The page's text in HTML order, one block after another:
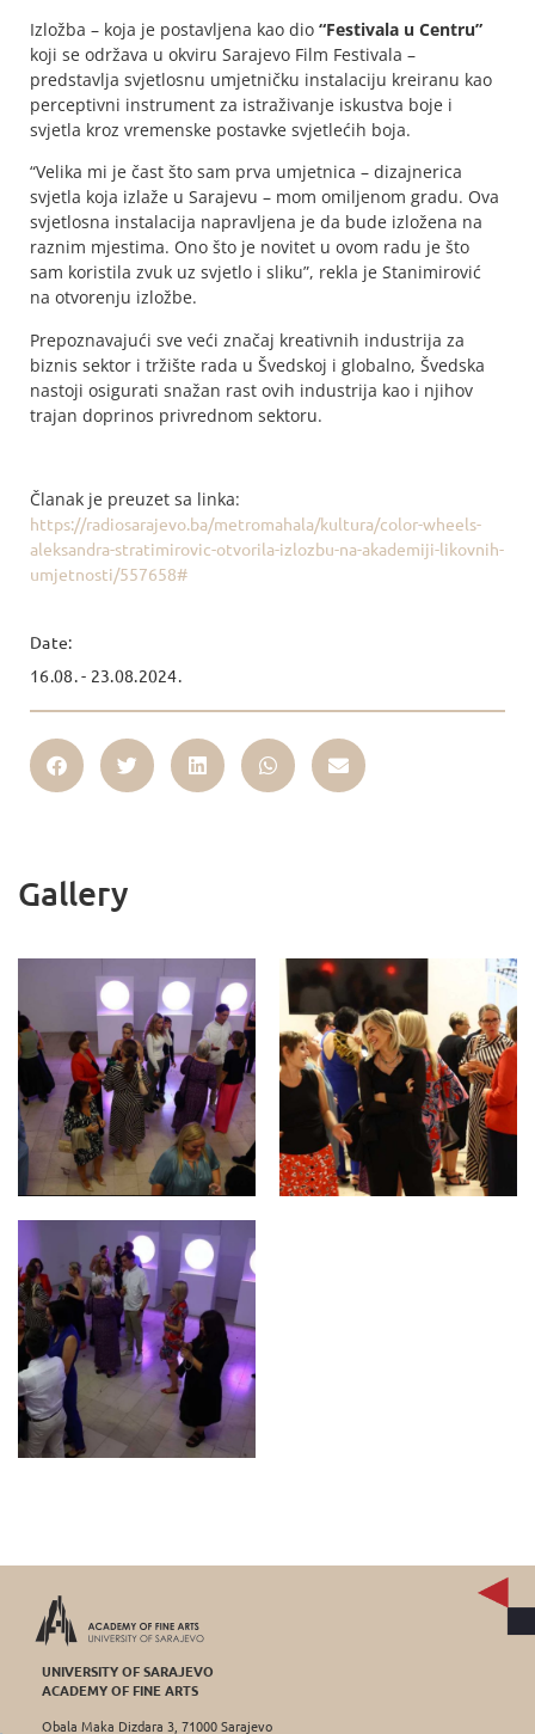
Izložba – koja je postavljena kao dio “Festivala u Centru”
koji se održava u okviru Sarajevo Film Festivala –
predstavlja svjetlosnu umjetničku instalaciju kreiranu kao
perceptivni instrument za istraživanje iskustva boje i
svjetla kroz vremenske postavke svjetlećih boja.
“Velika mi je čast što sam prva umjetnica – dizajnerica
svjetla koja izlaže u Sarajevu – mom omiljenom gradu. Ova
svjetlosna instalacija napravljena je da bude izložena na
raznim mjestima. Ono što je novitet u ovom radu je što
sam koristila zvuk uz svjetlo i sliku”, rekla je Stanimirović
na otvorenju izložbe.
Prepoznavajući sve veći značaj kreativnih industrija za
biznis sektor i tržište rada u Švedskoj i globalno, Švedska
nastoji osigurati snažan rast ovih industrija kao i njihov
trajan doprinos privrednom sektoru.
Članak je preuzet sa linka:
https://radiosarajevo.ba/metromahala/kultura/color-wheels-
aleksandra-stratimirovic-otvorila-izlozbu-na-akademiji-likovnih-
umjetnosti/557658#
Date:
16.08. - 23.08.2024.
Gallery
UNIVERSITY OF SARAJEVO
ACADEMY OF FINE ARTS
Obala Maka Dizdara 3, 71000 Sarajevo